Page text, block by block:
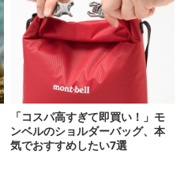
「コスパ高すぎて即買い！」モ
ンベルのショルダーバッグ、本
気でおすすめしたい7選